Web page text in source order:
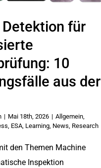
für
10
aus der
| Mai 18th, 2026 | Allgemein,
, ESA, Learning, News, Research
den Themen Machine
Inspektion